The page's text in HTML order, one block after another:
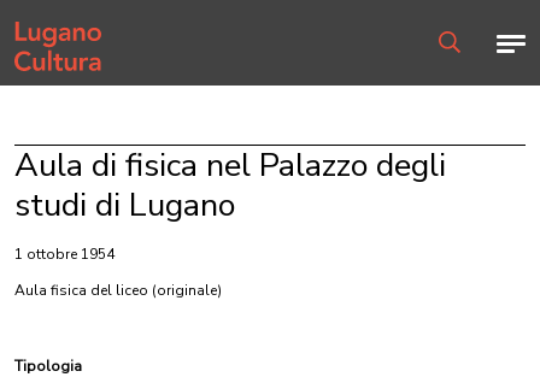
Home page
Aula di fisica nel Palazzo degli
studi di Lugano
1 ottobre 1954
Aula fisica del liceo (originale)
Tipologia